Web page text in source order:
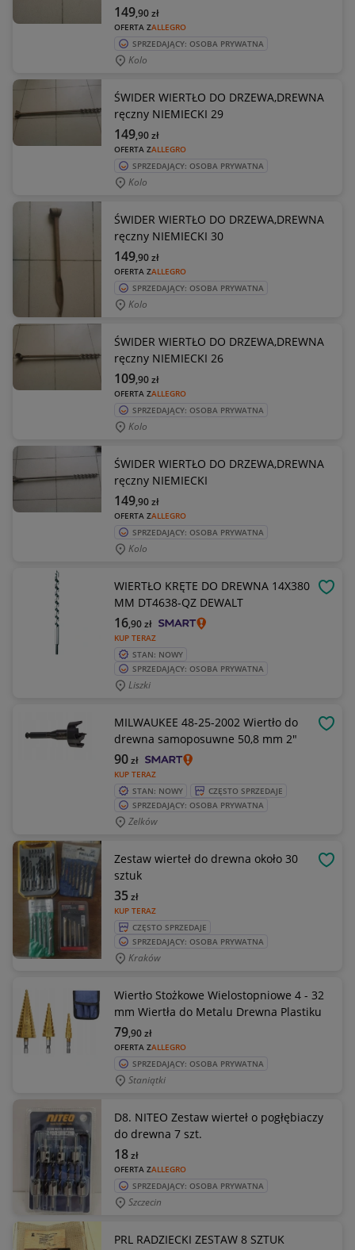
OFERTA ZALLEGRO
149,90zł
SPRZEDAJĄCY: OSOBA PRYWATNA
Kolo
ŚWIDER WIERTŁO DO DRZEWA,DREWNA
ręczny NIEMIECKI 29
OFERTA ZALLEGRO
149,90zł
SPRZEDAJĄCY: OSOBA PRYWATNA
Kolo
ŚWIDER WIERTŁO DO DRZEWA,DREWNA
ręczny NIEMIECKI 30
OFERTA ZALLEGRO
149,90zł
SPRZEDAJĄCY: OSOBA PRYWATNA
Kolo
ŚWIDER WIERTŁO DO DRZEWA,DREWNA
ręczny NIEMIECKI 26
OFERTA ZALLEGRO
109,90zł
SPRZEDAJĄCY: OSOBA PRYWATNA
Kolo
ŚWIDER WIERTŁO DO DRZEWA,DREWNA
ręczny NIEMIECKI
OFERTA ZALLEGRO
149,90zł
SPRZEDAJĄCY: OSOBA PRYWATNA
Kolo
WIERTŁO KRĘTE DO DREWNA 14X380
MM DT4638-QZ DEWALT
KUP TERAZ
16,90zł
STAN: NOWY
SPRZEDAJĄCY: OSOBA PRYWATNA
Liszki
MILWAUKEE 48-25-2002 Wiertło do
drewna samoposuwne 50,8 mm 2"
KUP TERAZ
90zł
STAN: NOWY
CZĘSTO SPRZEDAJE
SPRZEDAJĄCY: OSOBA PRYWATNA
Zelków
Zestaw wierteł do drewna około 30
sztuk
KUP TERAZ
35zł
CZĘSTO SPRZEDAJE
SPRZEDAJĄCY: OSOBA PRYWATNA
Kraków
Wiertło Stożkowe Wielostopniowe 4 - 32
mm Wiertła do Metalu Drewna Plastiku
OFERTA ZALLEGRO
79,90zł
SPRZEDAJĄCY: OSOBA PRYWATNA
Staniątki
D8. NITEO Zestaw wierteł o pogłębiaczy
do drewna 7 szt.
OFERTA ZALLEGRO
18zł
SPRZEDAJĄCY: OSOBA PRYWATNA
Szczecin
PRL RADZIECKI ZESTAW 8 SZTUK